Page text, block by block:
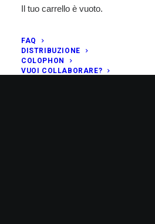
Il tuo carrello è vuoto.
FAQ
DISTRIBUZIONE
COLOPHON
VUOI COLLABORARE?